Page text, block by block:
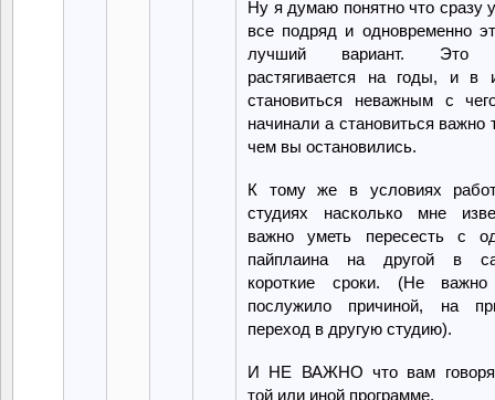
Ну я думаю понятно что сразу
все подряд и одновременно
лучший вариант. Это
растягивается на годы, и в
становиться неважным с
начинали а становиться важно
чем вы остановились.
К тому же в условиях
студиях насколько мне
важно уметь пересесть с
пайплаина на другой в
короткие сроки. (Не
послужило причиной, на
переход в другую студию).
И НЕ ВАЖНО что вам
той или иной программе.